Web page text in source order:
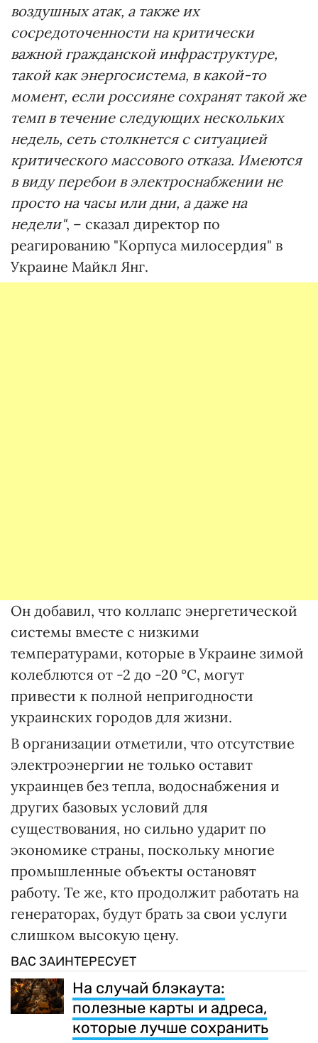
воздушных атак, а также их
сосредоточенности на критически
важной гражданской инфраструктуре,
такой как энергосистема, в какой-то
момент, если россияне сохранят такой же
темп в течение следующих нескольких
недель, сеть столкнется с ситуацией
критического массового отказа. Имеются
в виду перебои в электроснабжении не
просто на часы или дни, а даже на
недели", – сказал директор по
реагированию "Корпуса милосердия" в
Украине Майкл Янг.
Он добавил, что коллапс энергетической
системы вместе с низкими
температурами, которые в Украине зимой
колеблются от -2 до -20 °C, могут
привести к полной непригодности
украинских городов для жизни.
В организации отметили, что отсутствие
электроэнергии не только оставит
украинцев без тепла, водоснабжения и
других базовых условий для
существования, но сильно ударит по
экономике страны, поскольку многие
промышленные объекты остановят
работу. Те же, кто продолжит работать на
генераторах, будут брать за свои услуги
слишком высокую цену.
ВАС ЗАИНТЕРЕСУЕТ
На случай блэкаута:
полезные карты и адреса,
которые лучше сохранить